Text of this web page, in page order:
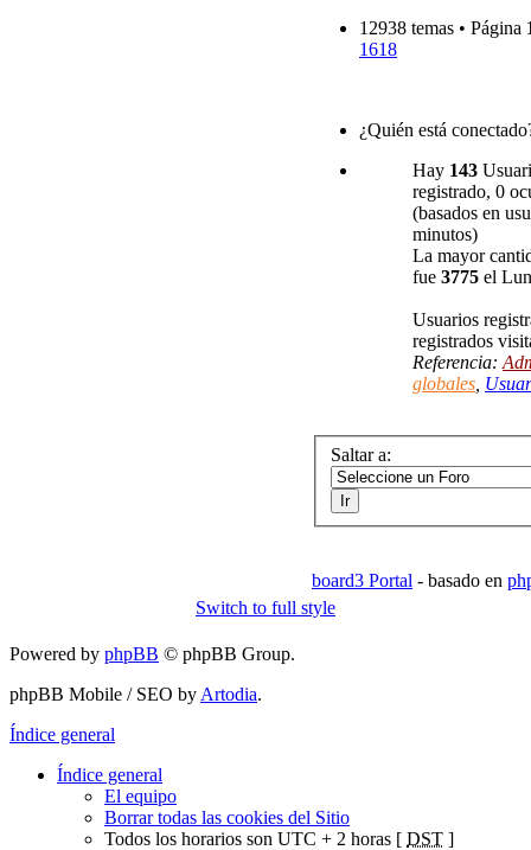
12938 temas • Página
1618
¿Quién está
Hay 143
registrado, 0
(basados en
minutos)
La mayor
fue 3775 el
Usuarios
registrados
Referencia:
globales,
Saltar a:
board3 Portal - basado en
Switch to full style
Powered by phpBB © phpBB Group.
phpBB Mobile / SEO by Artodia.
Índice general
Índice general
El equipo
Borrar todas las cookies del Sitio
Todos los horarios son UTC + 2 horas [ DST ]